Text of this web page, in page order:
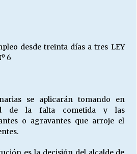
desde treinta días a tres LEY
6
se aplicarán tomando en
de la falta cometida y las
o agravantes que arroje el